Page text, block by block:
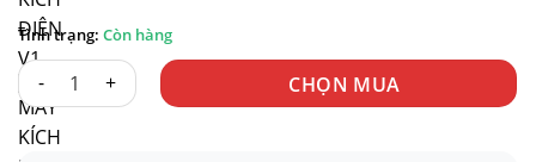
Còn hàng
MÁY KÍCH ĐIỆN V1 số lượng CHỌN MUA